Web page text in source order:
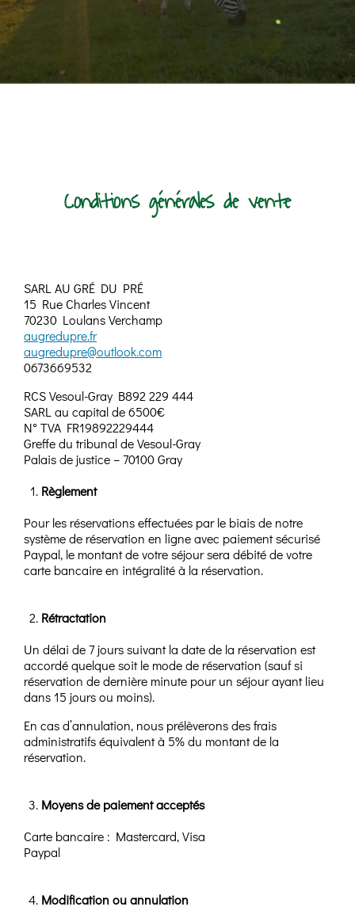
Conditions générales de vente
SARL AU GRÉ DU PRÉ
15 Rue Charles Vincent
70230 Loulans Verchamp
augredupre.fr
augredupre@outlook.com
0673669532
RCS Vesoul-Gray B892 229 444
SARL au capital de 6500€
N° TVA FR19892229444
Greffe du tribunal de Vesoul-Gray
Palais de justice – 70100 Gray
Règlement
Pour les réservations effectuées par le biais de notre
système de réservation en ligne avec paiement sécurisé
Paypal, le montant de votre séjour sera débité de votre
carte bancaire en intégralité à la réservation.
Rétractation
Un délai de 7 jours suivant la date de la réservation est
accordé quelque soit le mode de réservation (sauf si
réservation de dernière minute pour un séjour ayant lieu
dans 15 jours ou moins).
En cas d’annulation, nous prélèverons des frais
administratifs équivalent à 5% du montant de la
réservation.
Moyens de paiement acceptés
Carte bancaire : Mastercard, Visa
Paypal
Modification ou annulation